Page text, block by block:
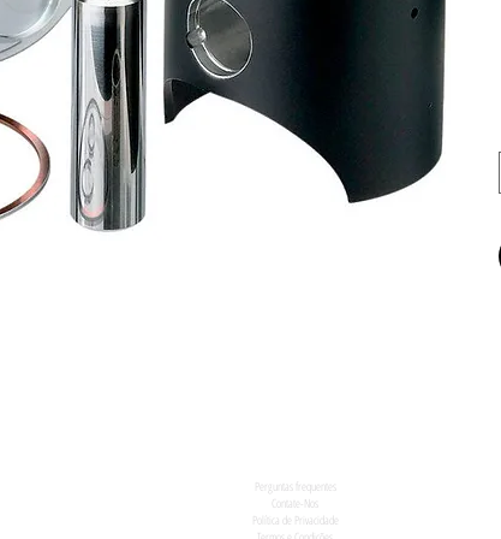
Perguntas frequentes
Contate-Nos
Política de Privacidade